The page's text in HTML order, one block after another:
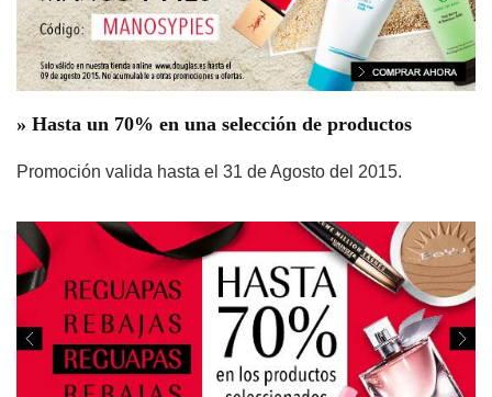
» Hasta un 70% en una selección de productos
Promoción valida hasta el 31 de Agosto del 2015.